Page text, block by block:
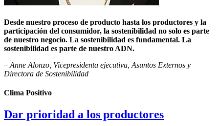
Desde nuestro proceso de producto hasta los productores y la
participación del consumidor, la sostenibilidad no solo es parte
de nuestro negocio. La sostenibilidad es fundamental. La
sostenibilidad es parte de nuestro ADN.
– Anne Alonzo, Vicepresidenta ejecutiva, Asuntos Externos y
Directora de Sostenibilidad
Clima Positivo
Dar prioridad a los productores